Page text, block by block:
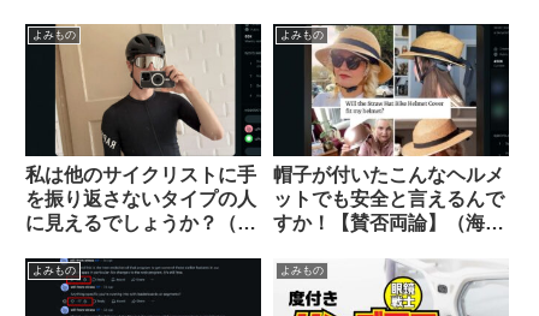
らも納得？
よみもの
私は他のサイクリストに手
を振り返さないタイプの人
に見えるでしょうか？（海
よみもの
帽子が付いたこんなヘルメ
ットでも安全と言えるんで
すか！【賛否両論】（海外
よみもの よみもの